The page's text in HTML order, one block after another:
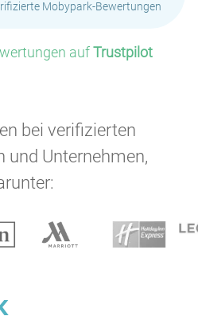
Mobypark-Bewertungen
aufTrustpilot
bei verifizierten
und Unternehmen,